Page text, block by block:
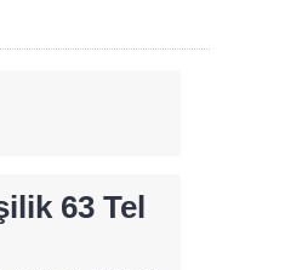
63 Tel